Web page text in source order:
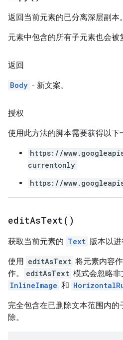
返回当前元素的已分离深层副本。
元素中包含的所有子元素也会被
返回
Body - 新文案。
授权
使用此方法的脚本需要获得以下
https://
currentonly
https://
editAsText( )
获取当前元素的 Text 版本以进
使用 editAsText 将元素内容
作。
editAsText 模式会忽略
InlineImage 和
完全包含在已删除文本范围内
除。